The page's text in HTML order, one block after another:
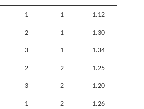
1 1 1.12
2 1 1.30
3 1 1.34
2 2 1.25
3 2 1.20
1 2 1.26